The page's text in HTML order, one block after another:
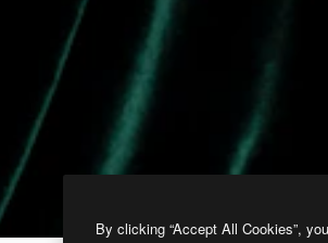
By clicking “Accept All Cookies”,